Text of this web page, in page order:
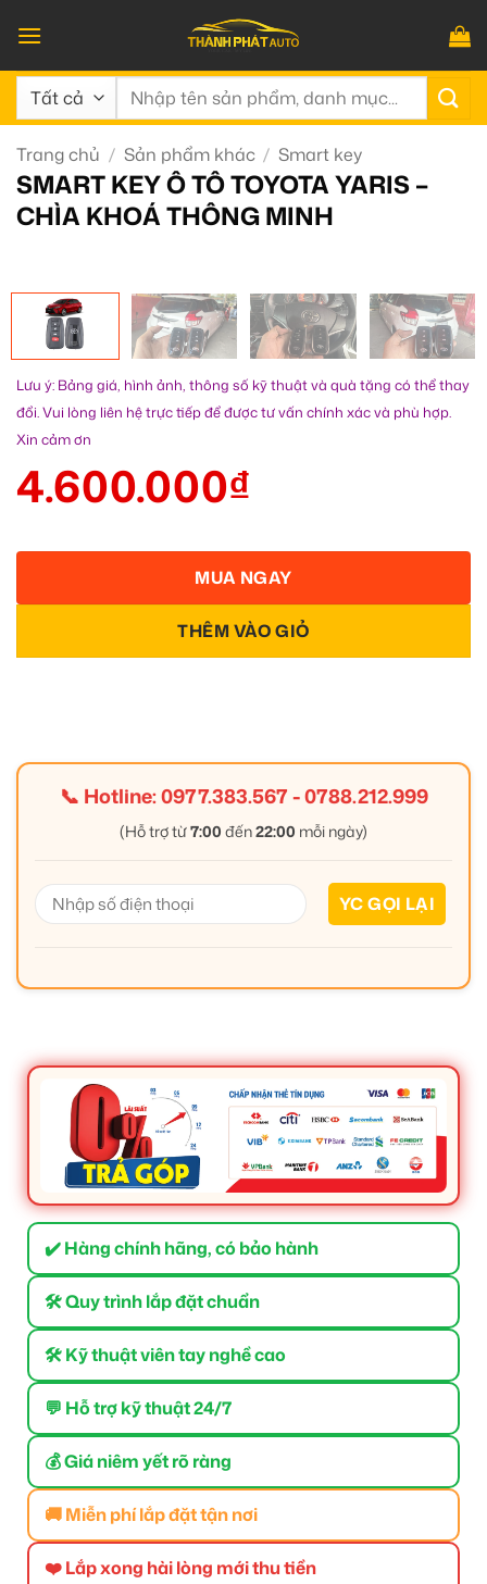
qua
nội
dung
Tìm
Trang chủ / Sản phẩm khác / Smart key
SMART KEY Ô TÔ TOYOTA YARIS –
CHÌA KHOÁ THÔNG MINH
Lưu ý: Bảng giá, hình ảnh, thông số kỹ thuật và quà tặng có thể thay
đổi. Vui lòng liên hệ trực tiếp để được tư vấn chính xác và phù hợp.
Xin cảm ơn
4.600.000₫
THÊM VÀO GIỎ
MUA NGAY
📞 Hotline:0977.383.567-0788.212.999
(Hỗ trợ từ7:00 đến22:00 mỗi ngày)
✔️ Hàng chính hãng, có bảo hành
🛠 Quy trình lắp đặt chuẩn
🛠 Kỹ thuật viên tay nghề cao
💬 Hỗ trợ kỹ thuật 24/7
💰 Giá niêm yết rõ ràng
🚚 Miễn phí lắp đặt tận nơi
❤️ Lắp xong hài lòng mới thu tiền